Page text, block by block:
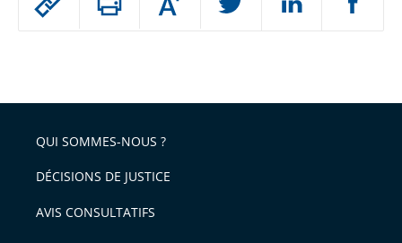
arriver
après
Augmenter
ou
l'article
pour
avant
QUI SOMMES-NOUS ?
DÉCISIONS DE JUSTICE
AVIS CONSULTATIFS